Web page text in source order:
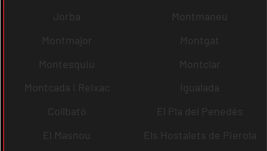
Jorba
Montmaneu
Montmajor
Montgat
Montesquiu
Montclar
Montcada i Reixac
Igualada
Collbató
El Pla del Penedès
El Masnou
Els Hostalets de Pierola